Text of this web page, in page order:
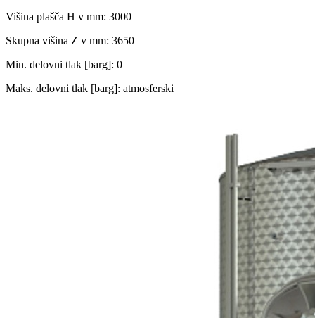
Višina plašča H v mm: 3000
Skupna višina Z v mm: 3650
Min. delovni tlak [barg]: 0
Maks. delovni tlak [barg]: atmosferski